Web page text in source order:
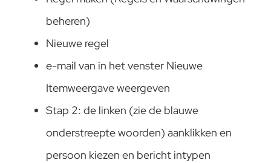
beheren)
Nieuwe regel
e-mail van in het venster Nieuwe
Itemweergave weergeven
Stap 2: de linken (zie de blauwe
onderstreepte woorden) aanklikken en
persoon kiezen en bericht intypen